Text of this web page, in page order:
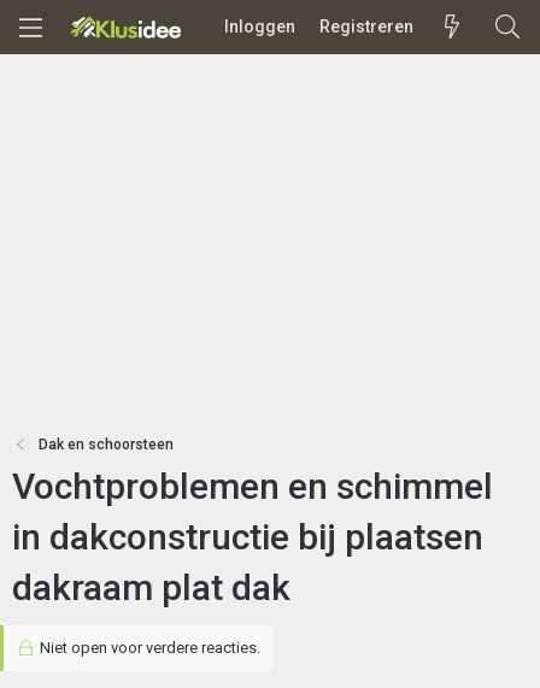
Inloggen Registreren
Dak en schoorsteen
Vochtproblemen en schimmel
in dakconstructie bij plaatsen
dakraam plat dak
Niet open voor verdere reacties.